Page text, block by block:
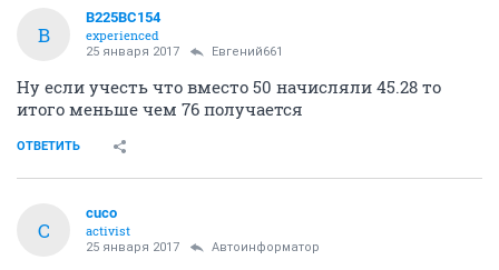
В
В225ВС154
experienced
25 января 2017 Евгений661
Ну если учесть что вместо 50 начисляли 45.28 то
итого меньше чем 76 получается
ОТВЕТИТЬ
C
cuco
activist
25 января 2017 Автоинформатор